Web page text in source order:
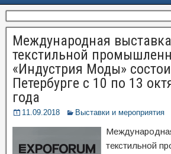
Международная
текстильной
«Индустрия Моды»
Петербурге с 10 по 13
года
11.09.2018 Выставки и мероприятия
текстильной